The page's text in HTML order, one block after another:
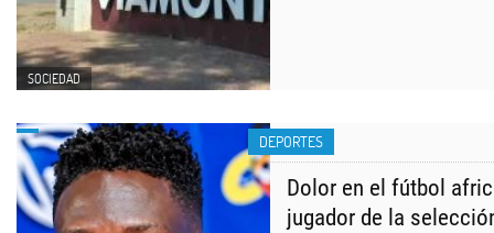
SOCIEDAD
DEPORTES
Dolor en el fútbol
jugador de la